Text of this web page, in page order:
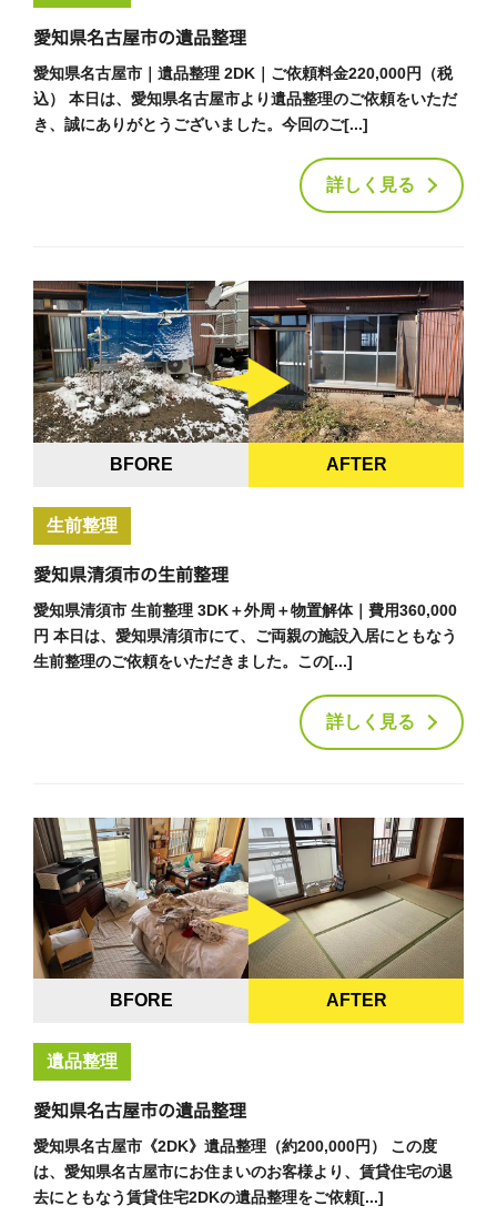
愛知県名古屋市の遺品整理
愛知県名古屋市｜遺品整理 2DK｜ご依頼料金220,000円（税
込） 本日は、愛知県名古屋市より遺品整理のご依頼をいただ
き、誠にありがとうございました。今回のご[...]
詳しく見る
BFORE AFTER
生前整理
愛知県清須市の生前整理
愛知県清須市 生前整理 3DK＋外周＋物置解体｜費用360,000
円 本日は、愛知県清須市にて、ご両親の施設入居にともなう
生前整理のご依頼をいただきました。この[...]
詳しく見る
BFORE AFTER
遺品整理
愛知県名古屋市の遺品整理
愛知県名古屋市《2DK》遺品整理（約200,000円） この度
は、愛知県名古屋市にお住まいのお客様より、賃貸住宅の退
去にともなう賃貸住宅2DKの遺品整理をご依頼[...]